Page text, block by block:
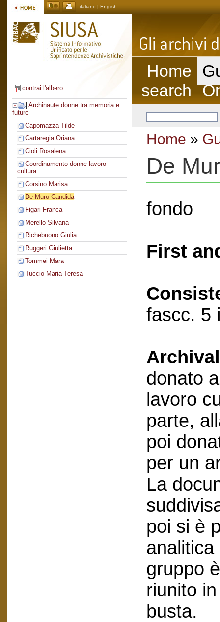
italiano | English
contrai l'albero
Archinaute donne tra memoria e
futuro
Capomazza Tilde
Cartaregia Oriana
Cioli Rosalena
Coordinamento donne lavoro
cultura
Corsino Marisa
De Muro Candida
Figari Franca
Merello Silvana
Richebuono Giulia
Ruggeri Giulietta
Tommei Mara
Tuccio Maria Teresa
Home
search
Home »
De
fondo
First
fascc. 5
donato
lavoro
parte,
poi
per un
La
poi si è
gruppo
riunito
busta.